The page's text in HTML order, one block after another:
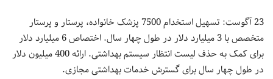
23 آگوست: تسهیل استخدام 7500 پزشک خانواده، پرستار و پرستار
متخصص با 3 میلیارد دلار در طول چهار سال. اختصاص 6 میلیارد دلار
برای کمک به حذف لیست انتظار سیستم بهداشتی. ارائه 400 میلیون دلار
در طول چهار سال برای گسترش خدمات بهداشتی مجازی.